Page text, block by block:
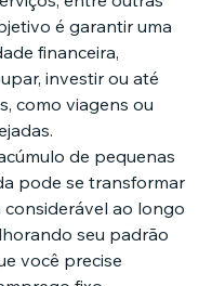
é garantir uma
financeira,
investir ou até
como viagens ou
de pequenas
pode se transformar
considerável ao longo
seu padrão
você precise